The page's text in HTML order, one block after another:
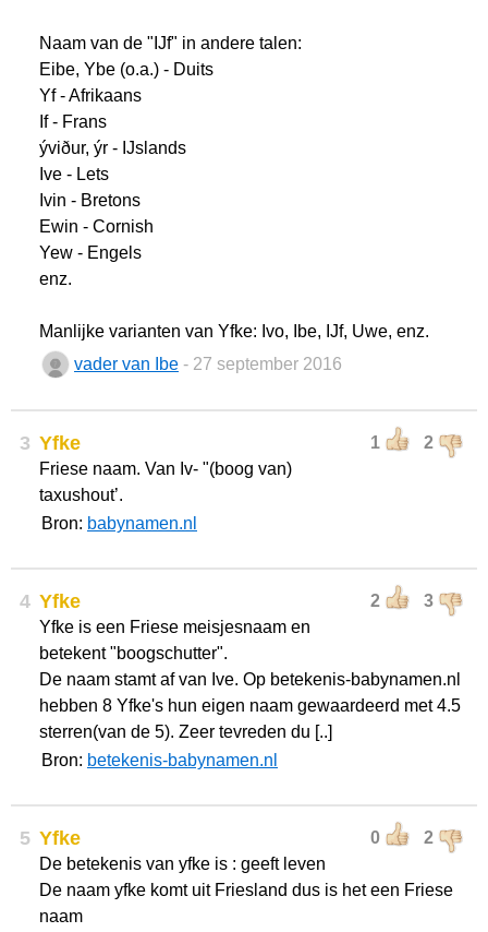
Naam van de "IJf" in andere talen:
Eibe, Ybe (o.a.) - Duits
Yf - Afrikaans
If - Frans
ýviður, ýr - IJslands
Ive - Lets
Ivin - Bretons
Ewin - Cornish
Yew - Engels
enz.
Manlijke varianten van Yfke: Ivo, Ibe, IJf, Uwe, enz.
vader van Ibe - 27 september 2016
3 1 2
Yfke
Friese naam. Van Iv- "(boog van)
taxushout’.
Bron: babynamen.nl
4 2 3
Yfke
Yfke is een Friese meisjesnaam en
betekent "boogschutter".
De naam stamt af van Ive. Op betekenis-babynamen.nl
hebben 8 Yfke's hun eigen naam gewaardeerd met 4.5
sterren(van de 5). Zeer tevreden du [..]
Bron: betekenis-babynamen.nl
5 0 2
Yfke
De betekenis van yfke is : geeft leven
De naam yfke komt uit Friesland dus is het een Friese
naam